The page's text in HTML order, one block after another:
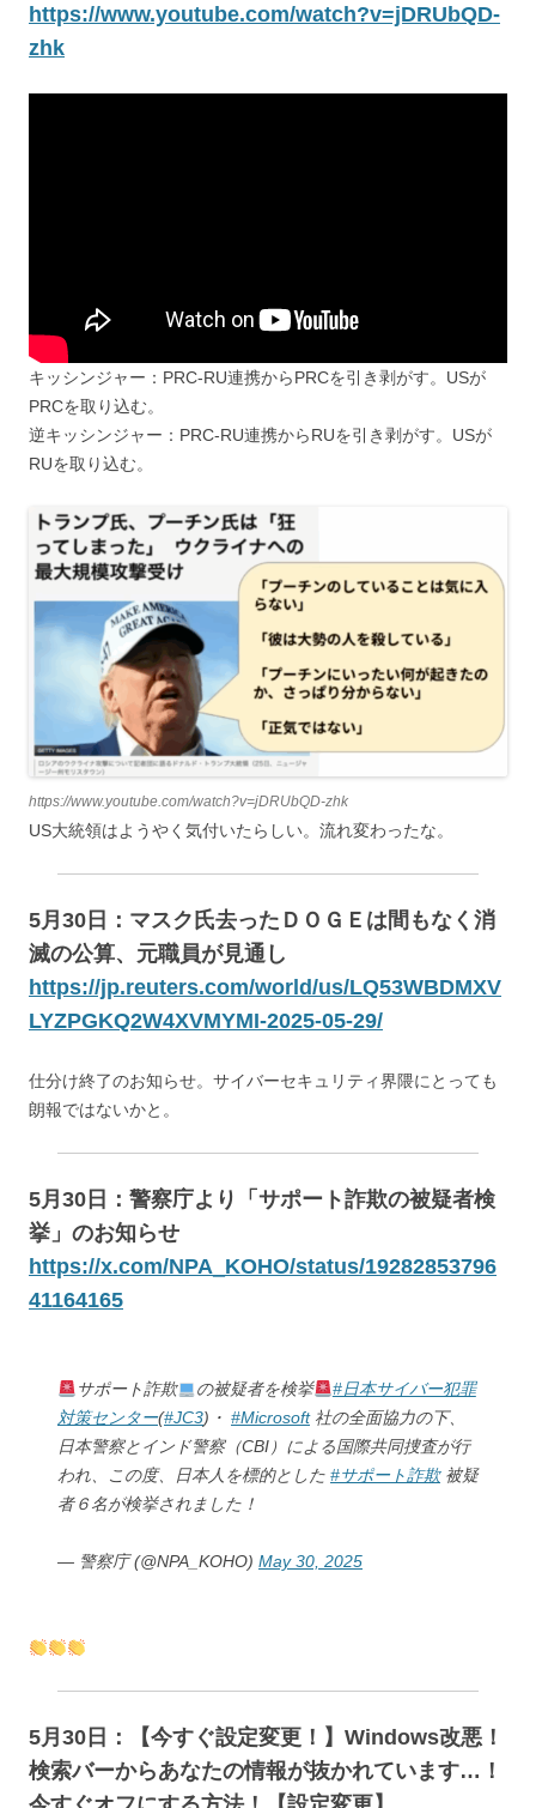
https://www.youtube.com/watch?v=jDRUbQD-
zhk
キッシンジャー：PRC-RU連携からPRCを引き剥がす。USが
PRCを取り込む。
逆キッシンジャー：PRC-RU連携からRUを引き剥がす。USが
RUを取り込む。
https://www.youtube.com/watch?v=jDRUbQD-zhk
US大統領はようやく気付いたらしい。流れ変わったな。
5月30日：マスク氏去ったＤＯＧＥは間もなく消
滅の公算、元職員が見通し
https://jp.reuters.com/world/us/LQ53WBDMXV
LYZPGKQ2W4XVMYMI-2025-05-29/
仕分け終了のお知らせ。サイバーセキュリティ界隈にとっても
朗報ではないかと。
5月30日：警察庁より「サポート詐欺の被疑者検
挙」のお知らせ
https://x.com/NPA_KOHO/status/19282853796
41164165
サポート詐欺 の被疑者を検挙
#日本サイバー犯罪
対策センター(#JC3)・ #Microsoft社の全面協力の下、
日本警察とインド警察（CBI）による国際共同捜査が行
われ、この度、日本人を標的とした #サポート詐欺被疑
者６名が検挙されました！
— 警察庁 (@NPA_KOHO) May 30, 2025
5月30日：【今すぐ設定変更！】Windows改悪！
検索バーからあなたの情報が抜かれています…！